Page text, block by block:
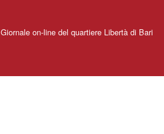
Giornale on-line del quartiere Libertà di Bari